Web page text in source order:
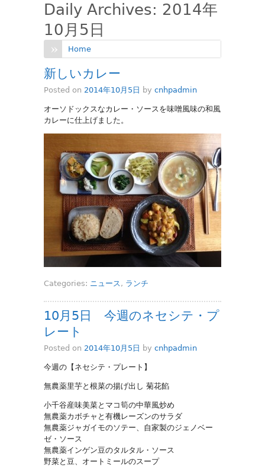
Daily Archives: 2014年
10月5日
Home
新しいカレー
Posted on 2014年10月5日 by cnhpadmin
オーソドックスなカレー・ソースを味噌風味の和風
カレーに仕上げました。
Categories: ニュース, ランチ
10月5日 今週のネセシテ・プ
レート
Posted on 2014年10月5日 by cnhpadmin
今週の【ネセシテ・プレート】
無農薬里芋と根菜の揚げ出し 菊花餡
小千谷産味美菜とマコ筍の中華風炒め
無農薬カボチャと有機レーズンのサラダ
無農薬ジャガイモのソテー、自家製のジェノベー
ゼ・ソース
無農薬インゲン豆のタルタル・ソース
野菜と豆、オートミールのスープ